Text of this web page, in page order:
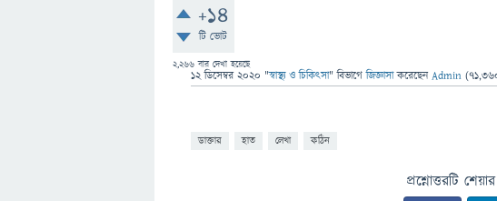
+14
টি ভোট
2,266 বার দেখা হয়েছে
12 ডিসেম্বর 2020 "স্বাস্থ্য ও চিকিৎসা" বিভাগে জিজ্ঞাসাকরেছেনAdmin (
ডাক্তার হাত লেখা কঠিন
প্রশ্নোত্তরটি